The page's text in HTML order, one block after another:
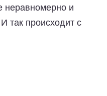
неравномерно и
так происходит с